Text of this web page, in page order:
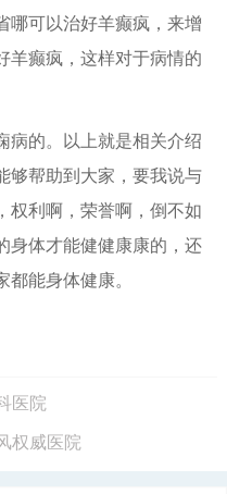
哪可以治好羊癫疯，来增
羊癫疯，这样对于病情的
的。以上就是相关介绍
够帮助到大家，要我说与
权利啊，荣誉啊，倒不如
身体才能健健康康的，还
能身体健康。
医院
权威医院